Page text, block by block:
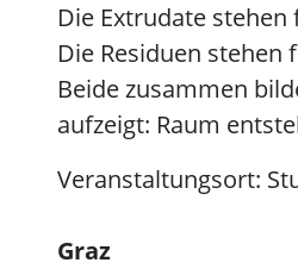
Die Extrudate stehen
Die Residuen stehen
Beide zusammen
aufzeigt: Raum
Veranstaltungsort:
Graz